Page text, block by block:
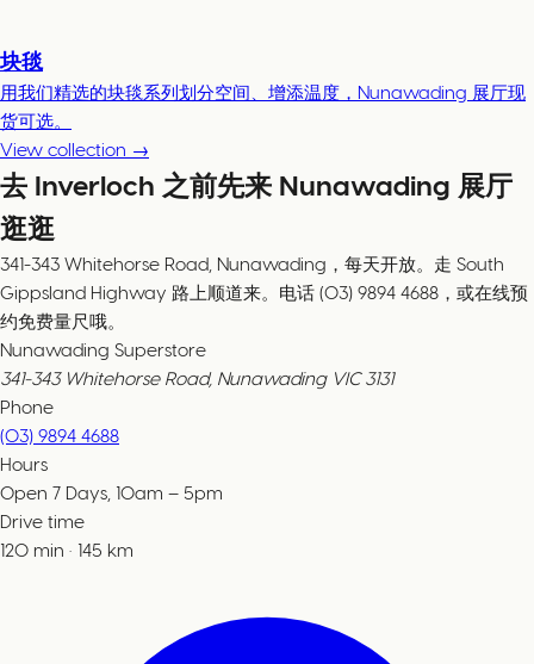
块毯
用我们精选的块毯系列划分空间、增添温度，Nunawading 展厅现
货可选。
View collection →
去 Inverloch 之前先来 Nunawading 展厅
逛逛
341-343 Whitehorse Road, Nunawading，每天开放。走 South
Gippsland Highway 路上顺道来。电话 (03) 9894 4688，或在线预
约免费量尺哦。
Nunawading Superstore
341-343 Whitehorse Road, Nunawading VIC 3131
Phone
(03) 9894 4688
Hours
Open 7 Days, 10am – 5pm
Drive time
120 min · 145 km